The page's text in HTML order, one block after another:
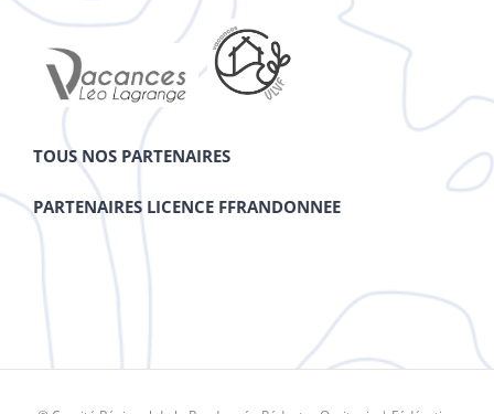
TOUS NOS PARTENAIRES
PARTENAIRES LICENCE FFRANDONNEE